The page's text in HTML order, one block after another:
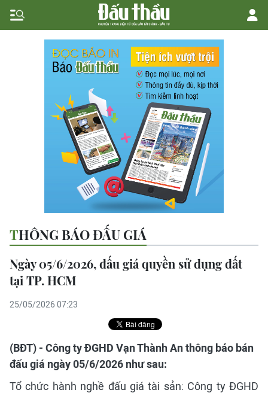
THÔNG BÁO ĐẤU GIÁ
Ngày 05/6/2026, đấu giá quyền sử dụng đất
tại TP. HCM
25/05/2026 07:23
(BĐT) - Công ty ĐGHD Vạn Thành An thông báo bán
đấu giá ngày 05/6/2026 như sau:
Tổ chức hành nghề đấu giá tài sản: Công ty ĐGHD